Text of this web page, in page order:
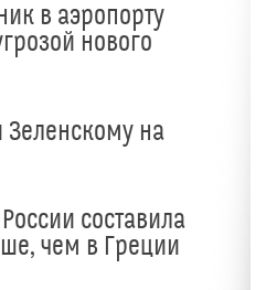
в аэропорту
нового
Зеленскому на
составила
чем в Греции